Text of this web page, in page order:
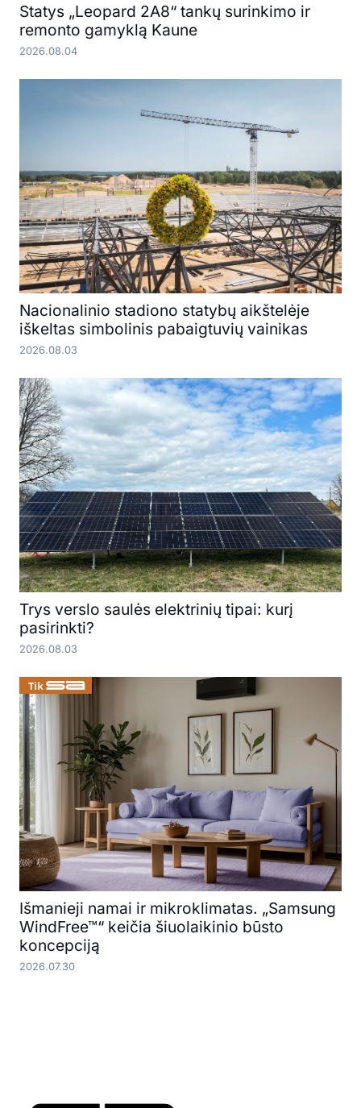
Statys „Leopard 2A8“ tankų surinkimo ir
remonto gamyklą Kaune
2026.08.04
Nacionalinio stadiono statybų aikštelėje
iškeltas simbolinis pabaigtuvių vainikas
2026.08.03
Trys verslo saulės elektrinių tipai: kurį
pasirinkti?
2026.08.03
Išmanieji namai ir mikroklimatas. „Samsung
WindFree™“ keičia šiuolaikinio būsto
koncepciją
2026.07.30